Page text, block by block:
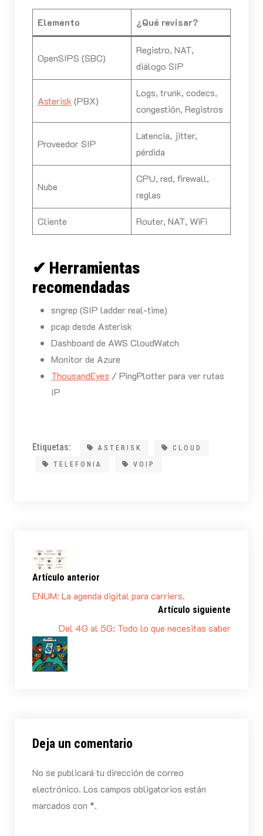
Elemento ¿Qué revisar?
OpenSIPS (SBC)
Registro, NAT,
diálogo SIP
Asterisk (PBX)
Logs, trunk, codecs,
congestión, Registros
Proveedor SIP
Latencia, jitter,
pérdida
Nube
CPU, red, firewall,
reglas
Cliente Router, NAT, WiFi
✔ Herramientas
recomendadas
sngrep (SIP ladder real-time)
pcap desde Asterisk
Dashboard de AWS CloudWatch
Monitor de Azure
ThousandEyes / PingPlotter para ver rutas
IP
Etiquetas: ASTERISK
CLOUD
TELEFONIA
VOIP
Artículo anterior
ENUM: La agenda digital para carriers.
Artículo siguiente
Del 4G al 5G: Todo lo que necesitas saber
Deja un comentario
No se publicará tu dirección de correo
electrónico. Los campos obligatorios están
marcados con *.